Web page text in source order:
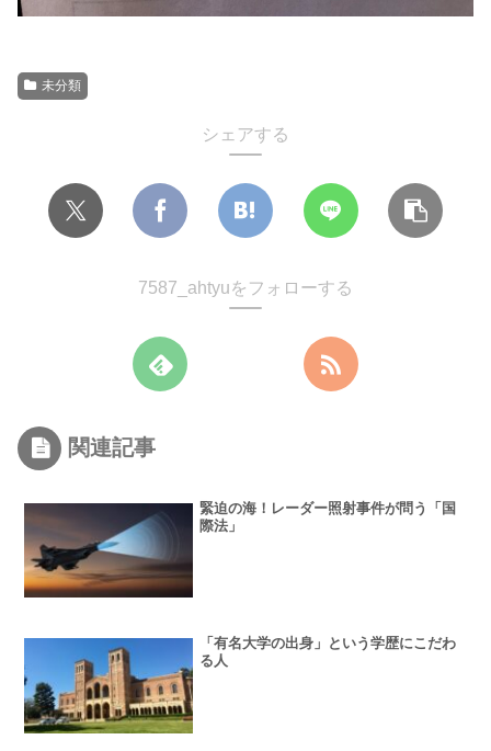
未分類
シェアする
7587_ahtyuをフォローする
関連記事
緊迫の海！レーダー照射事件が問う「国
際法」
「有名大学の出身」という学歴にこだわ
る人